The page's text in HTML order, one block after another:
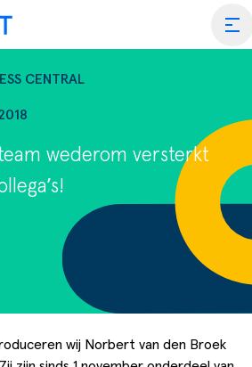
Wat is
Wat is
Apps
Scanning
Factuurverwerking
CENTRAL
wederom versterkt
wij Norbert van den Broek